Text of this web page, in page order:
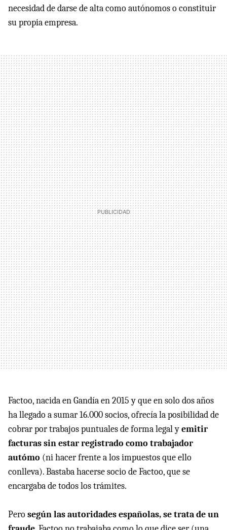
necesidad de darse de alta como autónomos o constituir
su propia empresa.
Factoo, nacida en Gandía en 2015 y que en solo dos años
ha llegado a sumar 16.000 socios, ofrecía la posibilidad de
cobrar por trabajos puntuales de forma legal yemitir
facturas sin estar registrado como trabajador
autómo (ni hacer frente a los impuestos que ello
conlleva). Bastaba hacerse socio de Factoo, que se
encargaba de todos los trámites.
Perosegún las autoridades españolas, se trata de un